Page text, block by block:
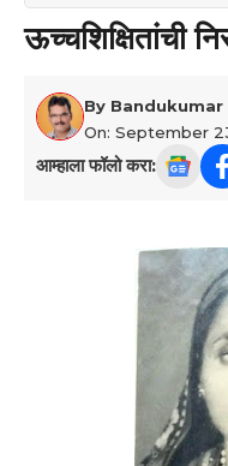
ऊच्चशिक्षितांची
By Bandukumar
On: September
आम्हाला फॉलो करा: